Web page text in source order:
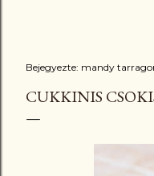
Bejegyezte: mandy
CUKKINIS